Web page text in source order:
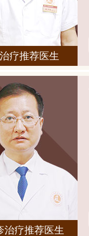
疗推荐医生
治疗推荐医生